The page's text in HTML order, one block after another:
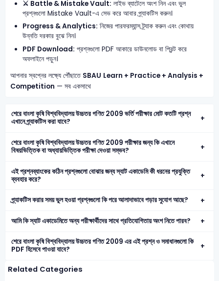
⚔️ Battle & Mistake Vault: লাইভ ব্যাটেলে অংশ নিন এবং ভুল
প্রশ্নগুলো Mistake Vault-এ সেভ করে আবার প্র্যাকটিস করুন।
Progress & Analytics: নিজের পারফরম্যান্স ট্র্যাক করুন এবং কোথায়
উন্নতি দরকার বুঝে নিন।
PDF Download: প্রশ্নগুলো PDF আকারে ডাউনলোড বা প্রিন্ট করে
অফলাইনে পড়ুন।
আপনার স্বপ্নের লক্ষ্যে পৌঁছাতে SBAU Learn + Practice + Analysis +
Competition — সব একসাথে
শেরে বাংলা কৃষি বিশ্ববিদ্যালয় উচ্চতর গণিত 2009 ভর্তি পরীক্ষার মোট কতটি প্রশ্ন
এখানে প্র্যাকটিস করা যাবে?
শেরে বাংলা কৃষি বিশ্ববিদ্যালয় উচ্চতর গণিত 2009 পরীক্ষার জন্য কি এখানে
বিষয়ভিত্তিক বা অধ্যায়ভিত্তিক পরীক্ষা দেওয়া সম্ভব?
এই প্রশ্নব্যাংকের কঠিন প্রশ্নগুলো বোঝার জন্য স্যাট একাডেমি কী ধরনের প্রযুক্তি
ব্যবহার করে?
প্র্যাকটিস করার সময় ভুল হওয়া প্রশ্নগুলো কি পরে আলাদাভাবে পড়ার সুযোগ আছে?
আমি কি স্যাট একাডেমিতে অন্য পরীক্ষার্থীদের সাথে প্রতিযোগিতায় অংশ নিতে পারব?
শেরে বাংলা কৃষি বিশ্ববিদ্যালয় উচ্চতর গণিত 2009 এর এই প্রশ্ন ও সমাধানগুলো কি
PDF হিসেবে পাওয়া যাবে?
Related Categories